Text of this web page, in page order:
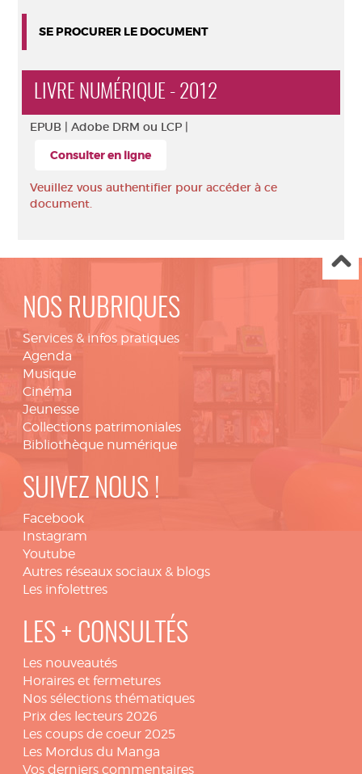
SE PROCURER LE DOCUMENT
LIVRE NUMÉRIQUE - 2012
EPUB | Adobe DRM ou LCP |
Consulter en ligne
Veuillez vous authentifier pour accéder à ce
document.
NOS RUBRIQUES
Services & infos pratiques
Agenda
Musique
Cinéma
Jeunesse
Collections patrimoniales
Bibliothèque numérique
SUIVEZ NOUS !
Facebook
Instagram
Youtube
Autres réseaux sociaux & blogs
Les infolettres
LES + CONSULTÉS
Les nouveautés
Horaires et fermetures
Nos sélections thématiques
Prix des lecteurs 2026
Les coups de coeur 2025
Les Mordus du Manga
Vos derniers commentaires